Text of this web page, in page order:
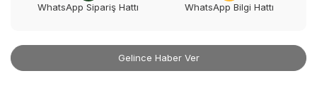
WhatsApp Sipariş Hattı WhatsApp Bilgi Hattı
Gelince Haber Ver